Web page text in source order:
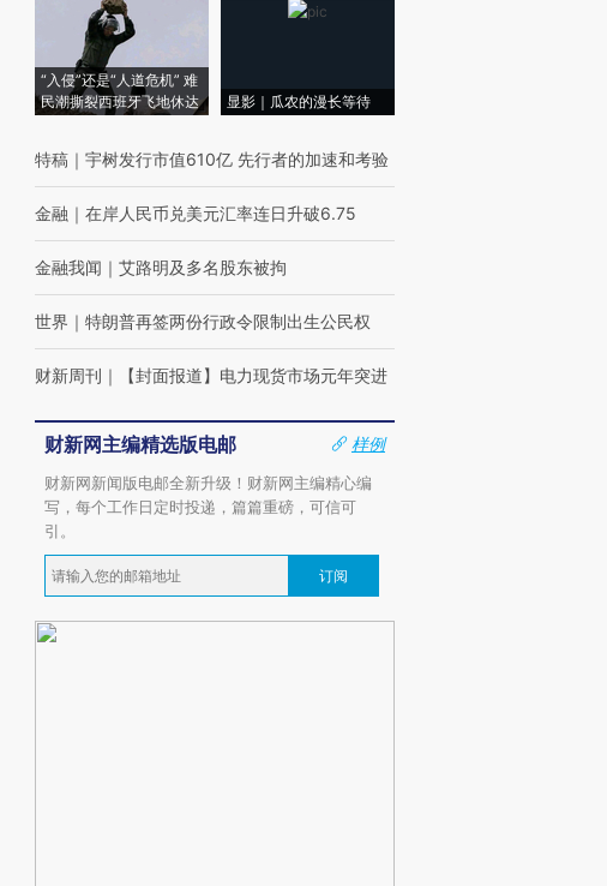
“入侵”还是“人道危机” 难
民潮撕裂西班牙飞地休达
显影｜瓜农的漫长等待
特稿 ｜ 宇树发行市值610亿 先行者的加速和考验
金融 ｜ 在岸人民币兑美元汇率连日升破6.75
金融我闻 ｜ 艾路明及多名股东被拘
世界 ｜ 特朗普再签两份行政令限制出生公民权
财新周刊 ｜ 【封面报道】电力现货市场元年突进
财新网主编精选版电邮
样例
财新网新闻版电邮全新升级！财新网主编精心编
写，每个工作日定时投递，篇篇重磅，可信可
引。
订阅